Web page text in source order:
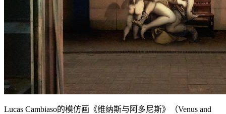
Lucas Cambiaso的模仿画《维纳斯与阿多尼斯》（Venus and